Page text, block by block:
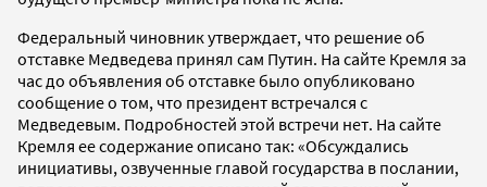
Федеральный чиновник утверждает, что решение об
отставке Медведева принял сам Путин. На сайте Кремля за
час до объявления об отставке было опубликовано
сообщение о том, что президент встречался с
Медведевым. Подробностей этой встречи нет. На сайте
Кремля ее содержание описано так: «Обсуждались
инициативы, озвученные главой государства в послании,